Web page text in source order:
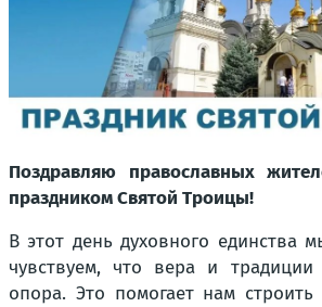
Поздравляю православных
праздником Святой Троицы!
В этот день духовного единства
чувствуем, что вера и
опора. Это помогает нам строить